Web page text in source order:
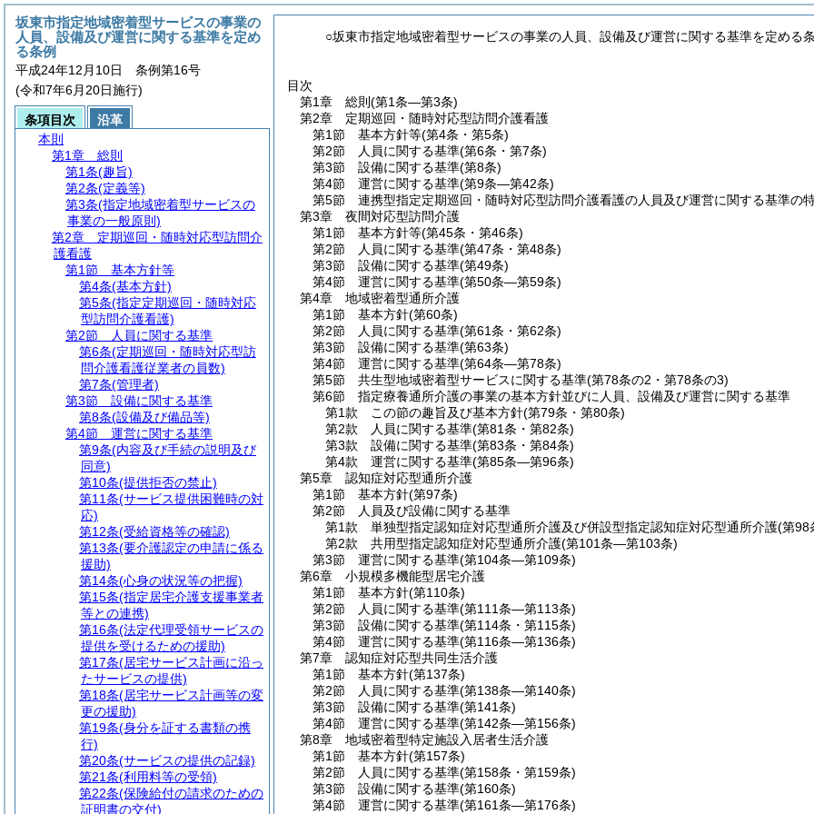
○坂東市指定地域密着型サービスの事業の人員、設備及び運営に関する基準を定める
目次
第1章
総則 (第1条―第3条)
第2章
定期巡回・随時対応型訪問介護看護
第1節
基本方針等(第4条・第5条)
第2節
人員に関する基準(第6条・第7条)
第3節
設備に関する基準(第8条)
第4節
運営に関する基準(第9条―第42条)
第5節
連携型指定定期巡回・随時対応型訪問介護看護の人員及び運営に関する基準の
第3章
夜間対応型訪問介護
第1節
基本方針等(第45条・第46条)
第2節
人員に関する基準(第47条・第48条)
第3節
設備に関する基準(第49条)
第4節
運営に関する基準(第50条―第59条)
第4章
地域密着型通所介護
第1節
基本方針(第60条)
第2節
人員に関する基準(第61条・第62条)
第3節
設備に関する基準(第63条)
第4節
運営に関する基準(第64条―第78条)
第5節
共生型地域密着型サービスに関する基準(第78条の2・第78条の3)
第6節
指定療養通所介護の事業の基本方針並びに人員、設備及び運営に関する基準
第1款
この節の趣旨及び基本方針(第79条・第80条)
第2款
人員に関する基準(第81条・第82条)
第3款
設備に関する基準(第83条・第84条)
第4款
運営に関する基準(第85条―第96条)
第5章
認知症対応型通所介護
第1節
基本方針(第97条)
第2節
人員及び設備に関する基準
第1款
単独型指定認知症対応型通所介護及び併設型指定認知症対応型通所介護(第98
第2款
共用型指定認知症対応型通所介護(第101条―第103条)
第3節
運営に関する基準(第104条―第109条)
第6章
小規模多機能型居宅介護
第1節
基本方針(第110条)
第2節
人員に関する基準(第111条―第113条)
第3節
設備に関する基準(第114条・第115条)
第4節
運営に関する基準(第116条―第136条)
第7章
認知症対応型共同生活介護
第1節
基本方針(第137条)
第2節
人員に関する基準(第138条―第140条)
第3節
設備に関する基準(第141条)
第4節
運営に関する基準(第142条―第156条)
第8章
地域密着型特定施設入居者生活介護
第1節
基本方針(第157条)
第2節
人員に関する基準(第158条・第159条)
第3節
設備に関する基準(第160条)
第4節
運営に関する基準(第161条―第176条)
坂東市指定地域密着型サービスの事業の
人員、設備及び運営に関する基準を定め
る条例
平成24年12月10日 条例第16号
(令和7年6月20日施行)
条項目次
沿革
本則
第1章
総則
第1条(趣旨)
第2条(定義等)
第3条(指定地域密着型サービスの
事業の一般原則)
第2章
定期巡回・随時対応型訪問介
護看護
第1節
基本方針等
第4条(基本方針)
第5条(指定定期巡回・随時対応
型訪問介護看護)
第2節
人員に関する基準
第6条(定期巡回・随時対応型訪
問介護看護従業者の員数)
第7条(管理者)
第3節
設備に関する基準
第8条(設備及び備品等)
第4節
運営に関する基準
第9条(内容及び手続の説明及び
同意)
第10条(提供拒否の禁止)
第11条(サービス提供困難時の対
応)
第12条(受給資格等の確認)
第13条(要介護認定の申請に係る
援助)
第14条(心身の状況等の把握)
第15条(指定居宅介護支援事業者
等との連携)
第16条(法定代理受領サービスの
提供を受けるための援助)
第17条(居宅サービス計画に沿っ
たサービスの提供)
第18条(居宅サービス計画等の変
更の援助)
第19条(身分を証する書類の携
行)
第20条(サービスの提供の記録)
第21条(利用料等の受領)
第22条(保険給付の請求のための
証明書の交付)